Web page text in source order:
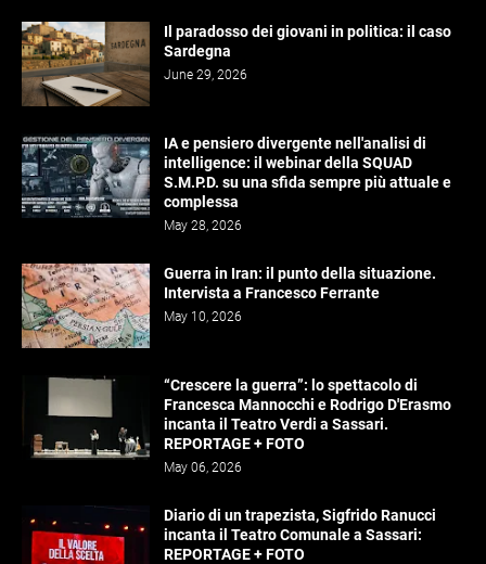
Il paradosso dei giovani in politica: il caso
Sardegna
June 29, 2026
IA e pensiero divergente nell'analisi di
intelligence: il webinar della SQUAD
S.M.P.D. su una sfida sempre più attuale e
complessa
May 28, 2026
Guerra in Iran: il punto della situazione.
Intervista a Francesco Ferrante
May 10, 2026
“Crescere la guerra”: lo spettacolo di
Francesca Mannocchi e Rodrigo D'Erasmo
incanta il Teatro Verdi a Sassari.
REPORTAGE + FOTO
May 06, 2026
Diario di un trapezista, Sigfrido Ranucci
incanta il Teatro Comunale a Sassari:
REPORTAGE + FOTO